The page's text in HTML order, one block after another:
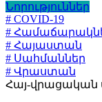
Նորություններ
# COVID-19
#
# Հայաստան
# Սահմաններ
# Վրաստան
Հայ-վրացական